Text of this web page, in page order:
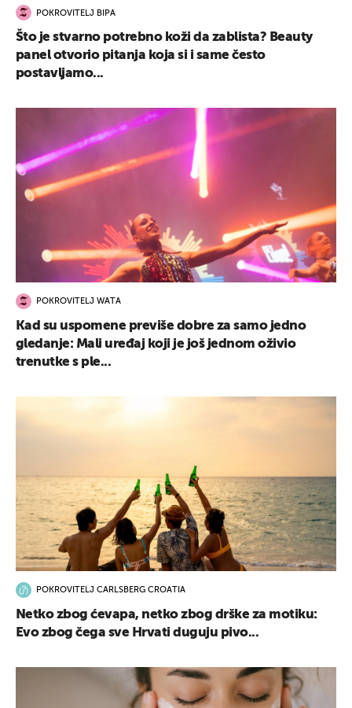
POKROVITELJ BIPA
Što je stvarno potrebno koži da zablista? Beauty
panel otvorio pitanja koja si i same često
postavljamo...
POKROVITELJ WATA
Kad su uspomene previše dobre za samo jedno
gledanje: Mali uređaj koji je još jednom oživio
trenutke s ple...
POKROVITELJ CARLSBERG CROATIA
Netko zbog ćevapa, netko zbog drške za motiku:
Evo zbog čega sve Hrvati duguju pivo...